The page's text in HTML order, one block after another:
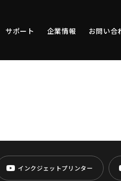
サポート 企業情報 お問い合
インクジェットプリンター